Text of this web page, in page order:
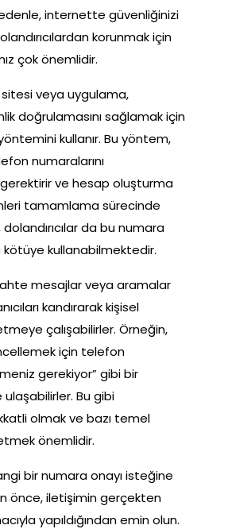
internette güvenliğinizi
korunmak için
çok önemlidir.
veya uygulama,
doğrulamasını sağlamak için
kullanır. Bu yöntem,
numaralarını
gerektirir ve hesap oluşturma
tamamlama sürecinde
dolandırıcılar da bu numara
kötüye kullanabilmektedir.
sahte mesajlar veya aramalar
kandırarak kişisel
çalışabilirler. Örneğin,
için telefon
gerekiyor” gibi bir
Bu gibi
olmak ve bazı temel
önemlidir.
bir numara onayı isteğine
önce, iletişimin gerçekten
yapıldığından emin olun.